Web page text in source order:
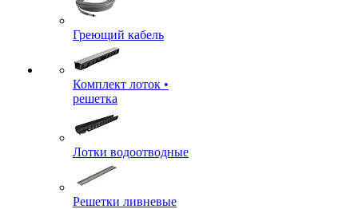
Греющий кабель
Комплект лоток •
решетка
Лотки водоотводные
Решетки ливневые